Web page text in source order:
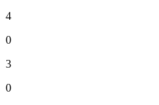
4
0
3
0